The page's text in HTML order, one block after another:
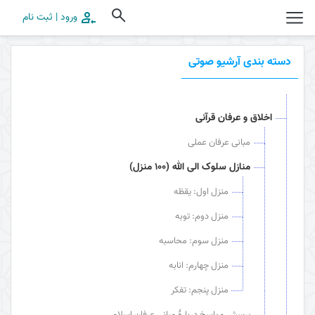
ورود | ثبت نام
دسته بندی آرشیو صوتی
اخلاق و عرفان قرآنی
مبانی عرفان عملی
منازل سلوک الی الله (100 منزل)
منزل اول: یقظه
منزل دوم: توبه
منزل سوم: محاسبه
منزل چهارم: انابه
منزل پنجم: تفکر